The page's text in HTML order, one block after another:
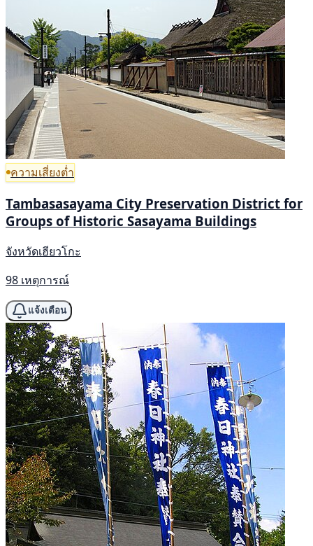
ความเสี่ยงต่ำ
Tambasasayama City Preservation District for
Groups of Historic Sasayama Buildings
จังหวัดเฮียวโกะ
98 เหตุการณ์
แจ้งเตือน